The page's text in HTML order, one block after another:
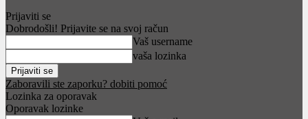
Prijaviti se
Dobrodošli! Prijavite se na svoj račun
Vaš username
vaša lozinka
Zaboravili ste zaporku? dobiti pomoć
Lozinka za oporavak
Oporavak lozinke